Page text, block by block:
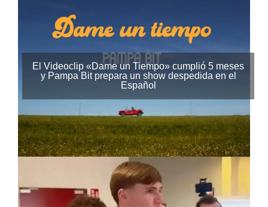
El Videoclip «Dame un Tiempo» cumplió 5 meses
y Pampa Bit prepara un show despedida en el
Español